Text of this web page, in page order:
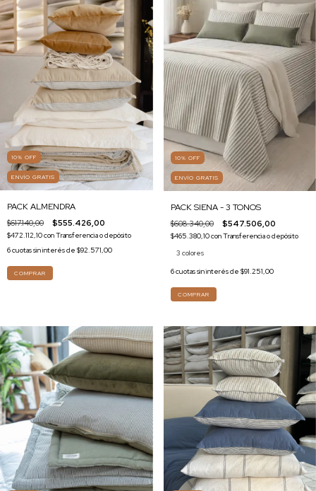
10% OFF
ENVÍO GRATIS
PACK ALMENDRA
$617.140,00 $555.426,00
$472.112,10conTransferencia o depósito
6cuotas sin interés de $92.571,00
COMPRAR
10% OFF
ENVÍO GRATIS
PACK SIENA - 3 TONOS
$608.340,00 $547.506,00
$465.380,10conTransferencia o depósito
3 colores
6cuotas sin interés de $91.251,00
COMPRAR